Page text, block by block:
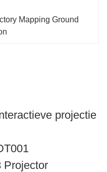
Mapping Ground
projectie
Projector